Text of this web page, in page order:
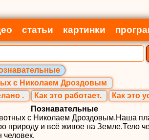
статьи картинки
с Николаем Дроздовым
.
Как это работает.
Как это
Познавательные
с Николаем Дроздовым.Наша
природу и всё живое на Земле.Тело
человек.